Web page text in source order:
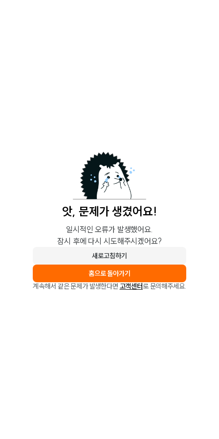
앗, 문제가 생겼어요!
일시적인 오류가 발생했어요.
잠시 후에 다시 시도해주시겠어요?
새로고침하기
홈으로 돌아가기
계속해서 같은 문제가 발생한다면 고객센터로 문의해주세요.